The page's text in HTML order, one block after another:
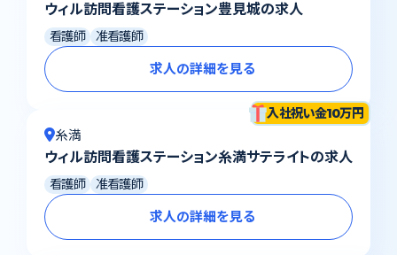
ウィル訪問看護ステーション豊見城の求人
看護師 准看護師
求人の詳細を見る
糸満
ウィル訪問看護ステーション糸満サテライトの求人
看護師 准看護師
求人の詳細を見る
入社祝い金10万円